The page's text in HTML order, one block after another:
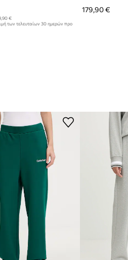
€
των τελευταίων 30 ημερών προ
179,90 €